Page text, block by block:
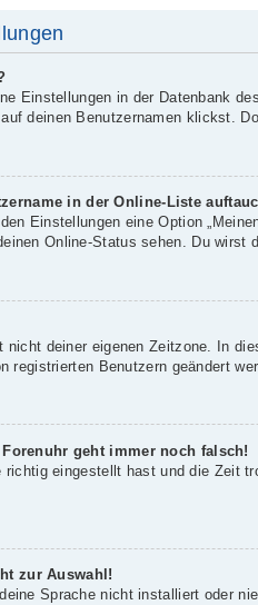
Einstellungen in der Datenbank
deinen Benutzernamen klickst.
in der Online-Liste
Einstellungen eine Option
Online-Status sehen. Du wirst
deiner eigenen Zeitzone. In
registrierten Benutzern geändert
geht immer noch falsch!
eingestellt hast und die Zeit
zur Auswahl!
Sprache nicht installiert oder